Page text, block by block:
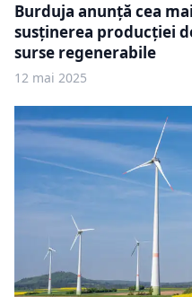
Burduja anunță cea
susţinerea producţiei
surse regenerabile
12 mai 2025